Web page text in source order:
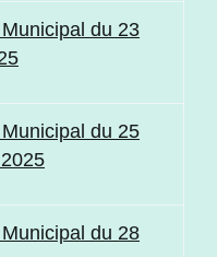
du 23
du 25
du 28